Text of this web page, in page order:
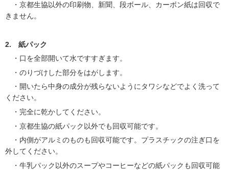
・京都生協以外の印刷物、新聞、段ボール、カーボン紙は回収で
きません。
2. 紙パック
・口を全部開いて水ですすぎます。
・のりづけした部分をはがします。
・開いたら中身の成分が残らないようにタワシなどでよく洗って
ください。
・完全に乾かしてください。
・京都生協の紙パック以外でも回収可能です。
・内側がアルミのものも回収可能です。プラスチックの注ぎ口を
外してください。
・牛乳パック以外のスープやコーヒーなどの紙パックも回収可能